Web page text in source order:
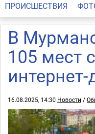
ПРОИСШЕСТВИЯ
В
105 мест
16.08.2025, 14:30 Новости /